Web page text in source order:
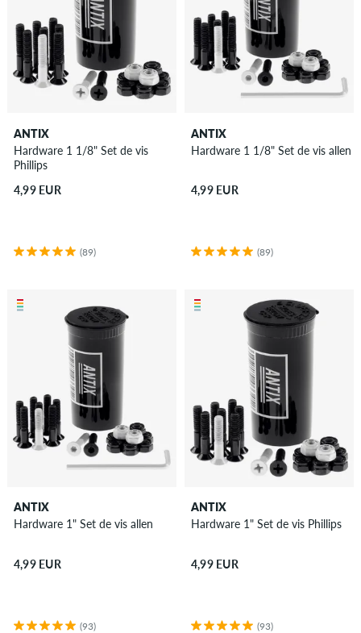
ANTIX
Hardware 1 1/8" Set de vis
Phillips
4,99 EUR
(89)
ANTIX
Hardware 1 1/8" Set de vis allen
4,99 EUR
(89)
ANTIX
Hardware 1" Set de vis allen
4,99 EUR
(93)
ANTIX
Hardware 1" Set de vis Phillips
4,99 EUR
(93)